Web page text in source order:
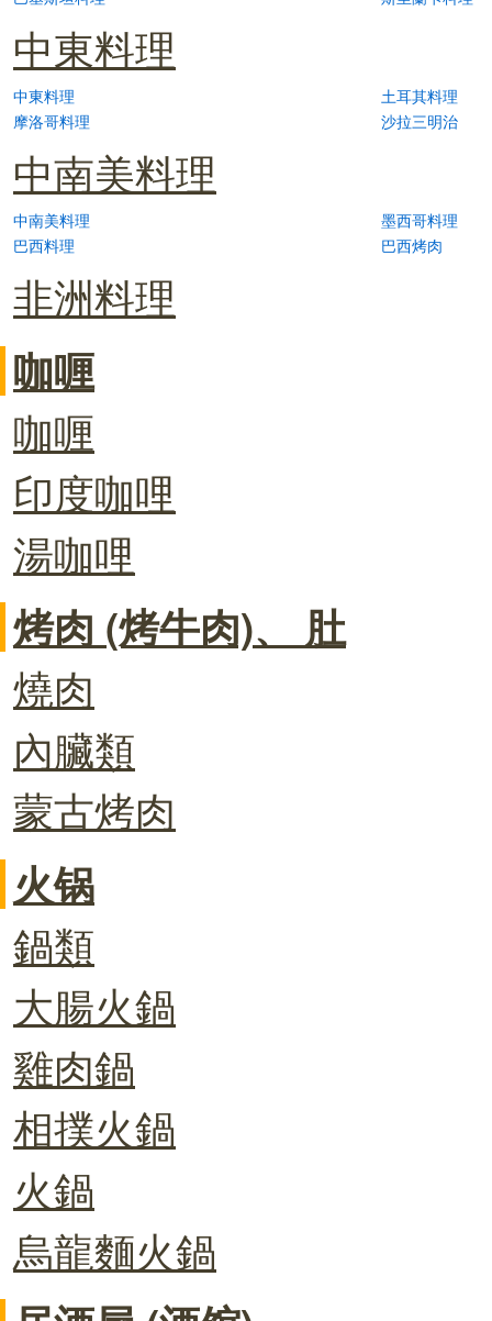
中東料理
中東料理
土耳其料理
摩洛哥料理
沙拉三明治
中南美料理
中南美料理
墨西哥料理
巴西料理
巴西烤肉
非洲料理
咖喱
咖喱
印度咖哩
湯咖哩
烤肉 (烤牛肉)、 肚
燒肉
內臟類
蒙古烤肉
火锅
鍋類
大腸火鍋
雞肉鍋
相撲火鍋
火鍋
烏龍麵火鍋